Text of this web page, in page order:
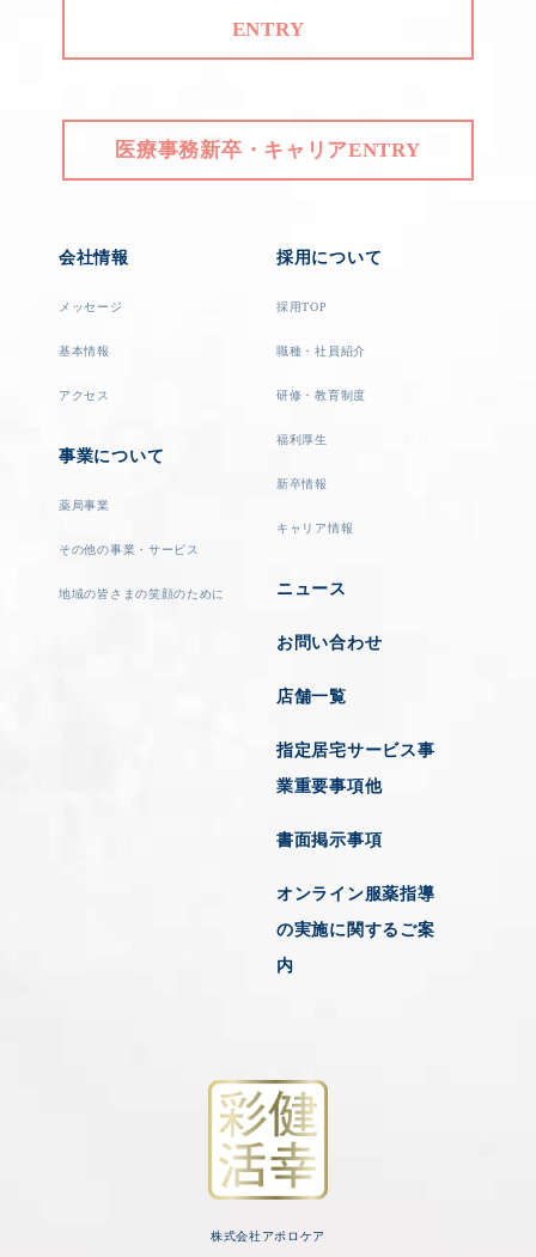
ENTRY
医療事務新卒・キャリアENTRY
会社情報
メッセージ
基本情報
アクセス
事業について
薬局事業
その他の事業・サービス
地域の皆さまの笑顔のために
採用について
採用TOP
職種・社員紹介
研修・教育制度
福利厚生
新卒情報
キャリア情報
ニュース
お問い合わせ
店舗一覧
指定居宅サービス事
業重要事項他
書面掲示事項
オンライン服薬指導
の実施に関するご案
内
株式会社アポロケア